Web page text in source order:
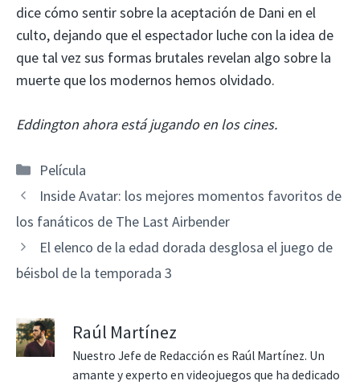
dice cómo sentir sobre la aceptación de Dani en el
culto, dejando que el espectador luche con la idea de
que tal vez sus formas brutales revelan algo sobre la
muerte que los modernos hemos olvidado.
Eddington ahora está jugando en los cines.
Categorías
Película
Inside Avatar: los mejores momentos favoritos de
los fanáticos de The Last Airbender
El elenco de la edad dorada desglosa el juego de
béisbol de la temporada 3
Raúl Martínez
Nuestro Jefe de Redacción es Raúl Martínez. Un
amante y experto en videojuegos que ha dedicado